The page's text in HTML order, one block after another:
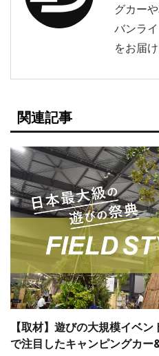
グカー
バンラ
をお届け
関連記事
【取材】遊びの大規模イベ
で注目したキャンピングカー